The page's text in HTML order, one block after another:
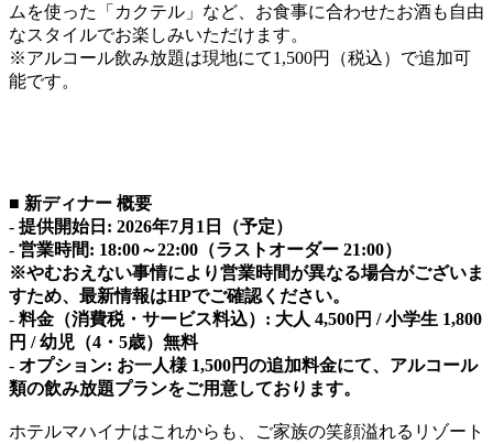
ムを使った「カクテル」など、お食事に合わせたお酒も自由
なスタイルでお楽しみいただけます。
※アルコール飲み放題は現地にて1,500円（税込）で追加可
能です。
■ 新ディナー 概要
- 提供開始日: 2026年7月1日（予定）
- 営業時間: 18:00～22:00（ラストオーダー 21:00）
※やむおえない事情により営業時間が異なる場合がございま
すため、最新情報はHPでご確認ください。
- 料金（消費税・サービス料込）: 大人 4,500円 / 小学生 1,800
円 / 幼児（4・5歳）無料
- オプション: お一人様 1,500円の追加料金にて、アルコール
類の飲み放題プランをご用意しております。
ホテルマハイナはこれからも、ご家族の笑顔溢れるリゾート